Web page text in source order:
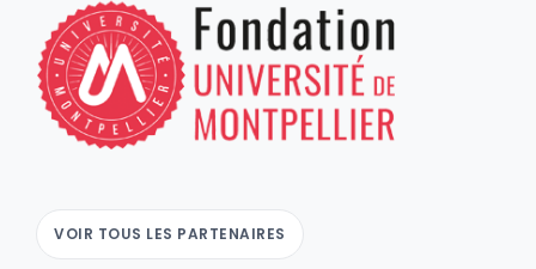
VOIR TOUS LES PARTENAIRES